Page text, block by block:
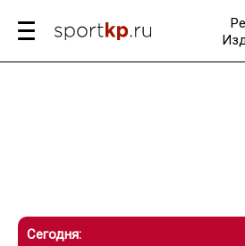
Сегодня: